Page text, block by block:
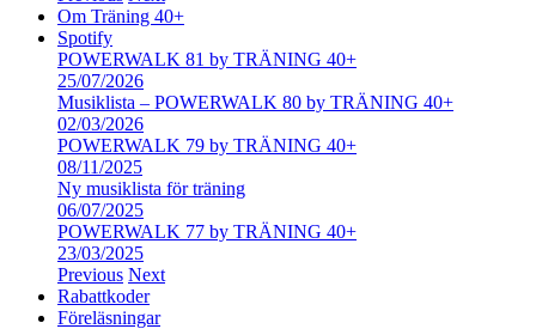
Om Träning 40+
Spotify
POWERWALK 81 by TRÄNING 40+
25/07/2026
Musiklista – POWERWALK 80 by TRÄNING 40+
02/03/2026
POWERWALK 79 by TRÄNING 40+
08/11/2025
Ny musiklista för träning
06/07/2025
POWERWALK 77 by TRÄNING 40+
23/03/2025
Previous Next
Rabattkoder
Föreläsningar